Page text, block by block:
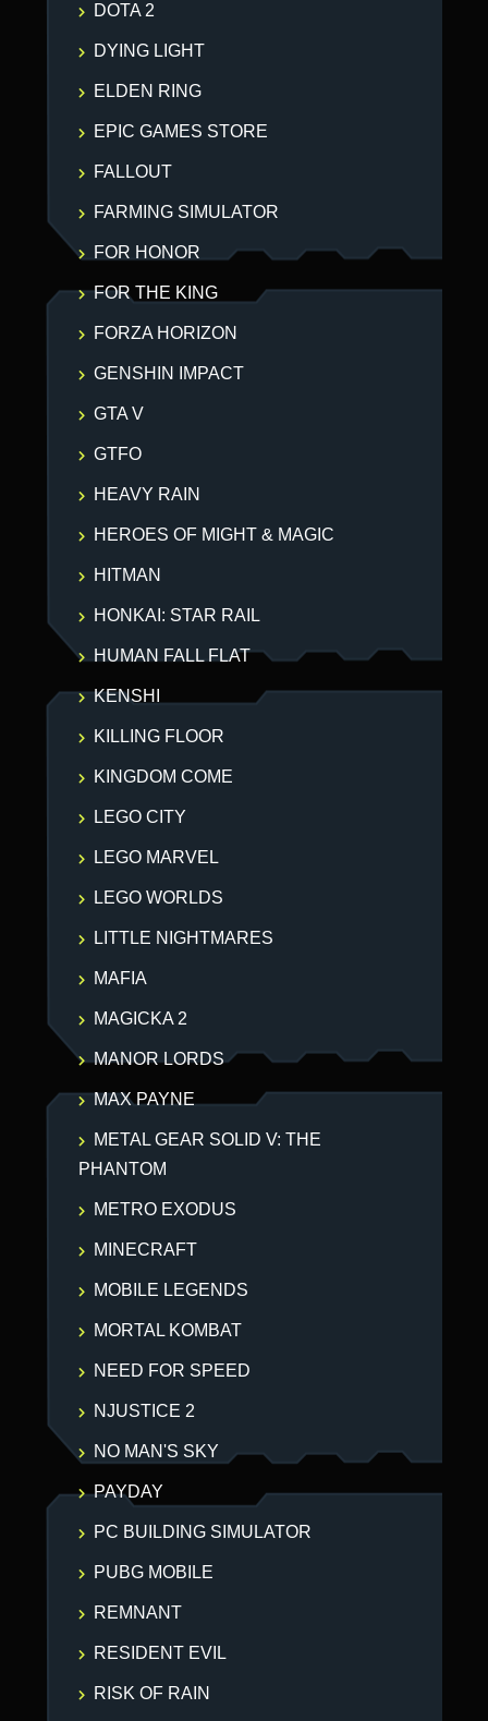
DOTA 2
DYING LIGHT
ELDEN RING
EPIC GAMES STORE
FALLOUT
FARMING SIMULATOR
FOR HONOR
FOR THE KING
FORZA HORIZON
GENSHIN IMPACT
GTA V
GTFO
HEAVY RAIN
HEROES OF MIGHT & MAGIC
HITMAN
HONKAI: STAR RAIL
HUMAN FALL FLAT
KENSHI
KILLING FLOOR
KINGDOM COME
LEGO CITY
LEGO MARVEL
LEGO WORLDS
LITTLE NIGHTMARES
MAFIA
MAGICKA 2
MANOR LORDS
MAX PAYNE
METAL GEAR SOLID V: THE
PHANTOM
METRO EXODUS
MINECRAFT
MOBILE LEGENDS
MORTAL KOMBAT
NEED FOR SPEED
NJUSTICE 2
NO MAN'S SKY
PAYDAY
PC BUILDING SIMULATOR
PUBG MOBILE
REMNANT
RESIDENT EVIL
RISK OF RAIN